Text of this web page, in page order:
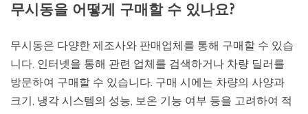
무시동을 어떻게 구매할 수 있나요?
무시동은 다양한 제조사와 판매업체를 통해 구매할 수 있습
니다. 인터넷을 통해 관련 업체를 검색하거나 차량 딜러를
방문하여 구매할 수 있습니다. 구매 시에는 차량의 사양과
크기, 냉각 시스템의 성능, 보온 기능 여부 등을 고려하여 적